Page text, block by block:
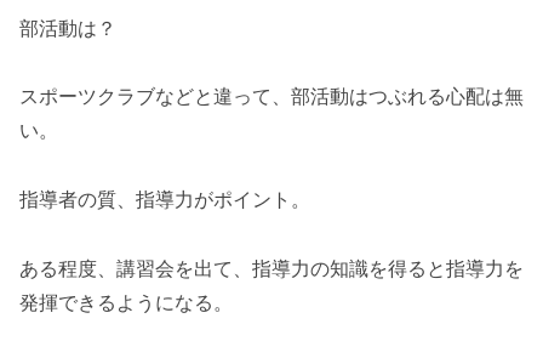
部活動は？
スポーツクラブなどと違って、部活動はつぶれる心配は無
い。
指導者の質、指導力がポイント。
ある程度、講習会を出て、指導力の知識を得ると指導力を
発揮できるようになる。